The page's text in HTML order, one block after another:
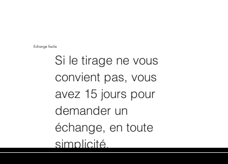
Echange facile
Si le tirage ne vous
convient pas, vous
avez 15 jours pour
demander un
échange, en toute
simplicité.